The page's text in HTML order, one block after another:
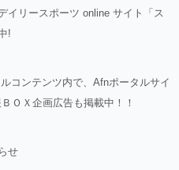
イリースポーツ online サイト「ス
!
コンテンツ内で、Afnポータルサイ
ＯＸ企画広告も掲載中！！
せ